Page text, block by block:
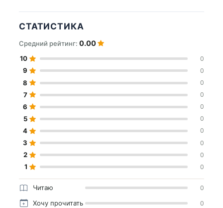
СТАТИСТИКА
Средний рейтинг: 0.00
10 0
9 0
8 0
7 0
6 0
5 0
4 0
3 0
2 0
1 0
Читаю 0
Хочу прочитать 0